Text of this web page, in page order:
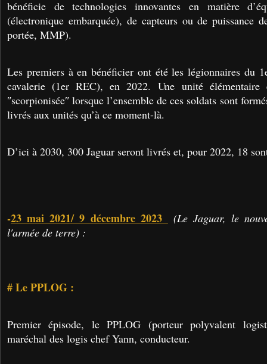
bénéficie de technologies innovantes en matière
(électronique embarquée), de capteurs ou de puissance
portée, MMP).
Les premiers à en bénéficier ont été les légionnaires du
cavalerie (1er REC), en 2022. Une unité élémentaire
ʺscorpioniséeʺ lorsque l’ensemble de ces soldats sont
livrés aux unités qu’à ce moment-là.
D’ici à 2030, 300 Jaguar seront livrés et, pour 2022, 18
-23 mai 2021/ 9 décembre 2023
(Le Jaguar, le
l'armée de terre) :
# Le PPLOG :
Premier épisode, le PPLOG (porteur polyvalent
maréchal des logis chef Yann, conducteur.